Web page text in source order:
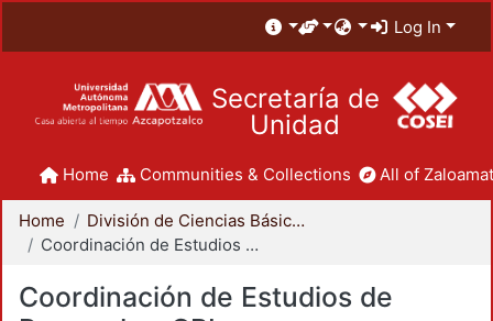
Log In
Secretaría de
Unidad
Home Communities & Collections All of
Home
División de Ciencias Básicas e Ingeniería
Coordinación de Estudios de Posgrado - CBI
Coordinación de Estudios de